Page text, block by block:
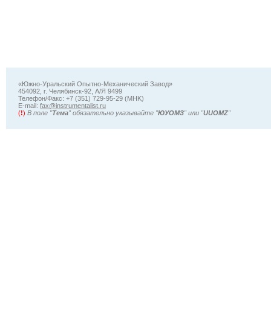
«Южно-Уральский Опытно-Механический Завод»
454092, г. Челябинск-92, А/Я 9499
Телефон/Факс: +7 (351) 729-95-29 (MHK)
Е-mail: fax@instrumentalist.ru
(!) В поле "Тема" обязательно указывайте "ЮУОМЗ" или "UUOMZ"